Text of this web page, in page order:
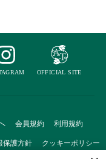
会員規約 利用規約
保護方針 クッキーポリシー